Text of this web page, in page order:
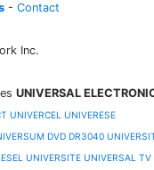
- Contact
Inc.
UNIVERSAL
UNIVERCEL UNIVERESE
DVD DR3040
UNIVERSITE UNIVERSAL TV